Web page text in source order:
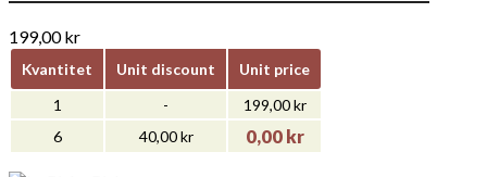
199,00 kr
Kvantitet Unit discount
Unit price
1
-
199,00 kr
6
40,00 kr 0,00 kr